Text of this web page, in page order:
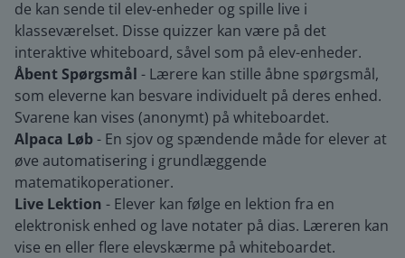
de kan sende til elev-enheder og spille live i
klasseværelset. Disse quizzer kan være på det
interaktive whiteboard, såvel som på elev-enheder.
Åbent Spørgsmål - Lærere kan stille åbne spørgsmål,
som eleverne kan besvare individuelt på deres enhed.
Svarene kan vises (anonymt) på whiteboardet.
Alpaca Løb- En sjov og spændende måde for elever at
øve automatisering i grundlæggende
matematikoperationer.
Live Lektion - Elever kan følge en lektion fra en
elektronisk enhed og lave notater på dias. Læreren kan
vise en eller flere elevskærme på whiteboardet.